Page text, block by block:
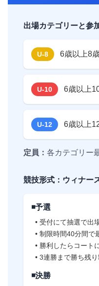
出場カテゴリーと参
U-8 6歳以上8
U-10 6歳以上
U-12 6歳以上
定員： 各カテゴリー
競技形式：ウィナー
◾️予選
• 受付にて抽選で出
• 制限時間40分間で
• 勝利したらコート
• 3連勝まで勝ち残り
◾️決勝